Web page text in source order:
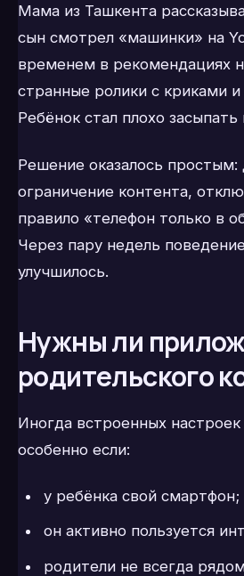
Мама из Ташкента
сын смотрел «машинки» на
временем в рекомендациях
странные ролики с криками и
Ребёнок стал плохо
Решение оказалось простым:
ограничение контента,
правило «телефон только в
Через пару недель
улучшилось.
Нужны ли
родительского
Иногда встроенных
особенно если:
у ребёнка свой смартфон;
он активно пользуется
родители не всегда